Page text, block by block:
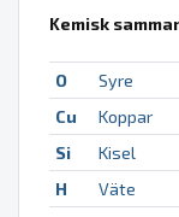
Kemisk
O Syre
Cu
Koppar
Si
Kisel
H
Väte